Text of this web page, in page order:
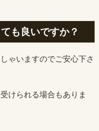
も良いですか？
ゃいますのでご安心下さ
けられる場合もありま